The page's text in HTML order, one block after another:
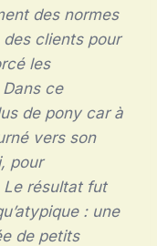
des normes
clients pour
les
ce
de pony car à
vers son
pour
Le résultat fut
: une
de petits